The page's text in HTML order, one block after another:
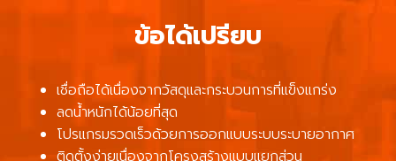
ข้อได้เปรียบ
เชื่อถือได้เนื่องจากวัสดุและกระบวนการที่แข็งแกร่ง
ลดน้ำหนักได้น้อยที่สุด
โปรแกรมรวดเร็วด้วยการออกแบบระบบระบายอากาศ
ติดตั้งง่ายเนื่องจากโครงสร้างแบบแยกส่วน